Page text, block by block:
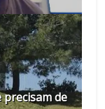
de